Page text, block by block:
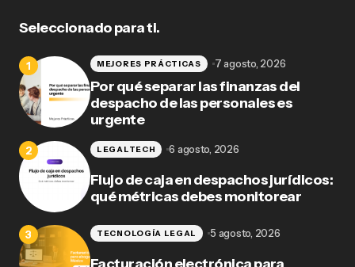
Seleccionado para ti.
Por qué separar las finanzas del
despacho de las personales es
urgente
MEJORES PRÁCTICAS 7 agosto, 2026
Flujo de caja en despachos jurídicos:
qué métricas debes monitorear
LEGALTECH 6 agosto, 2026
Facturación electrónica para
TECNOLOGÍA LEGAL 5 agosto, 2026